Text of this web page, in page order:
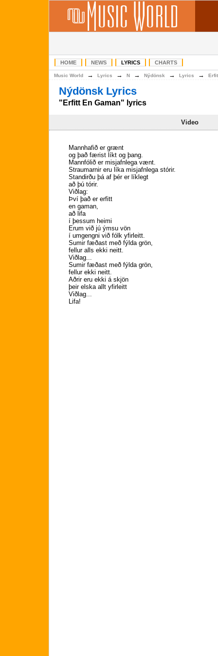
HOME NEWS LYRICS CHARTS
Music World → Lyrics → N → Nýdönsk → Lyrics →
Nýdönsk Lyrics
"Erfitt En Gaman" lyrics
Video
Mannhafið er grænt
og það færist líkt og þang.
Mannfólið er misjafnlega vænt.
Straumarnir eru líka misjafnlega stórir.
Standirðu þá af þér er líklegt
að þú tórir.
Viðlag:
Því það er erfitt
en gaman,
að lifa
í þessum heimi
Erum við jú ýmsu vön
í umgengni við fólk yfirleitt.
Sumir fæðast með fýlda grön,
fellur alls ekki neitt.
Viðlag...
Sumir fæðast með fýlda grön,
fellur ekki neitt.
Aðrir eru ekki á skjön
þeir elska allt yfirleitt
Viðlag...
Lifa!